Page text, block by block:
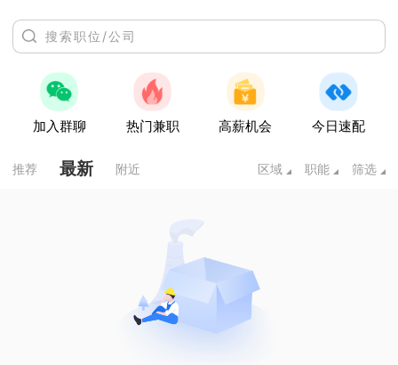
加入群聊 热门兼职 高薪机会 今日速配
推荐 最新 附近 区域 职能 筛选